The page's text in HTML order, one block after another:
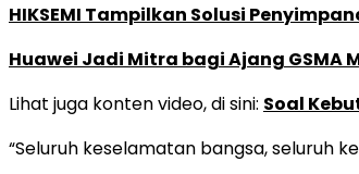
HIKSEMI Tampilkan Solusi
Huawei Jadi Mitra bagi Ajang GSMA
Lihat juga konten video, di sini: Soal
“Seluruh keselamatan bangsa, seluruh